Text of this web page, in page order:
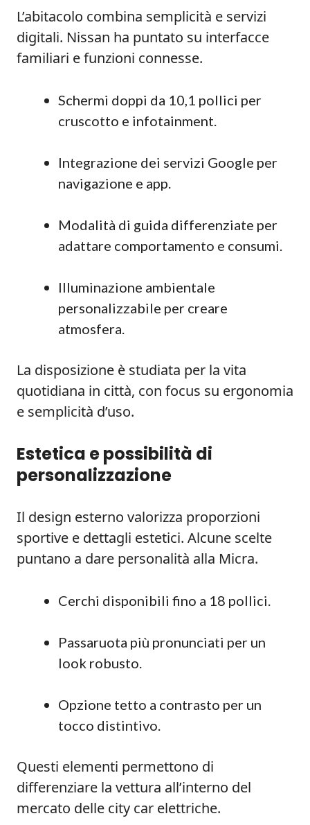
L’abitacolo combina semplicità e servizi
digitali. Nissan ha puntato su interfacce
familiari e funzioni connesse.
Schermi doppi da 10,1 pollici per
cruscotto e infotainment.
Integrazione dei servizi Google per
navigazione e app.
Modalità di guida differenziate per
adattare comportamento e consumi.
Illuminazione ambientale
personalizzabile per creare
atmosfera.
La disposizione è studiata per la vita
quotidiana in città, con focus su ergonomia
e semplicità d’uso.
Estetica e possibilità di
personalizzazione
Il design esterno valorizza proporzioni
sportive e dettagli estetici. Alcune scelte
puntano a dare personalità alla Micra.
Cerchi disponibili fino a 18 pollici.
Passaruota più pronunciati per un
look robusto.
Opzione tetto a contrasto per un
tocco distintivo.
Questi elementi permettono di
differenziare la vettura all’interno del
mercato delle city car elettriche.